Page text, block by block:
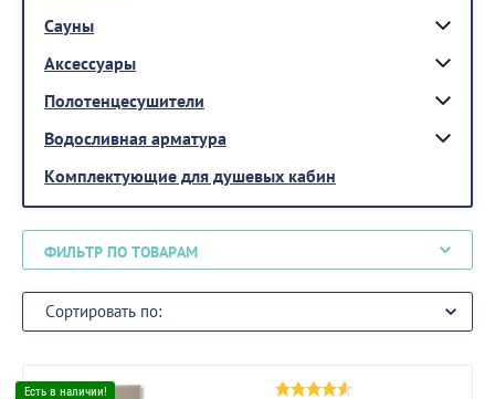
Сауны
Аксессуары
Полотенцесушители
Водосливная арматура
Комплектующие для душевых кабин
ФИЛЬТР ПО ТОВАРАМ
Сортировать по: